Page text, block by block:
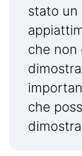
stato un
che non
che